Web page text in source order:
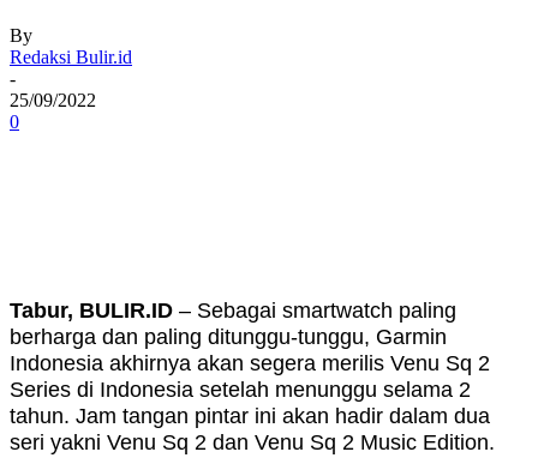
By
Redaksi Bulir.id
-
25/09/2022
0
Tabur, BULIR.ID – Sebagai smartwatch paling
berharga dan paling ditunggu-tunggu, Garmin
Indonesia akhirnya akan segera merilis Venu Sq 2
Series di Indonesia setelah menunggu selama 2
tahun. Jam tangan pintar ini akan hadir dalam dua
seri yakni Venu Sq 2 dan Venu Sq 2 Music Edition.